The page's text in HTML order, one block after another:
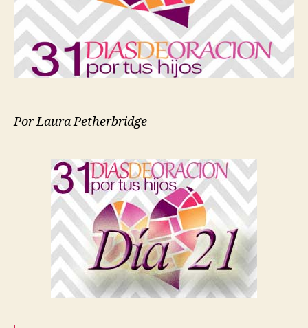
por
tus
Hijos
Copy
Por Laura Petherbridge